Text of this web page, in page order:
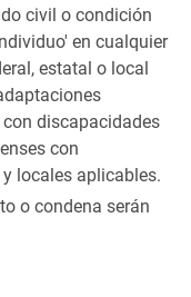
civil o condición
en cualquier
estatal o local
discapacidades
con
locales aplicables.
o condena serán